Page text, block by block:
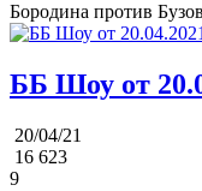
Бородина против
ББ Шоу от
20/04/21
16 623
9